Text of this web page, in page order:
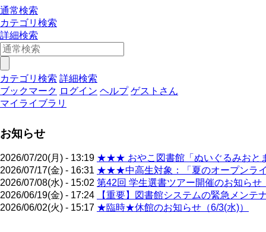
通常検索
カテゴリ検索
詳細検索
カテゴリ検索 詳細検索
ブックマーク ログイン ヘルプ ゲストさん
マイライブラリ
お知らせ
2026/07/20(月) - 13:19 ★★★ おやこ図書館「ぬいぐるみおと
2026/07/17(金) - 16:31 ★★★中高生対象：「夏のオープンラ
2026/07/08(水) - 15:02 第42回 学生選書ツアー開催のお知らせ
2026/06/19(金) - 17:24
【重要】図書館システムの緊急メンテ
2026/06/02(火) - 15:17 ★臨時★休館のお知らせ（6/3(水)）